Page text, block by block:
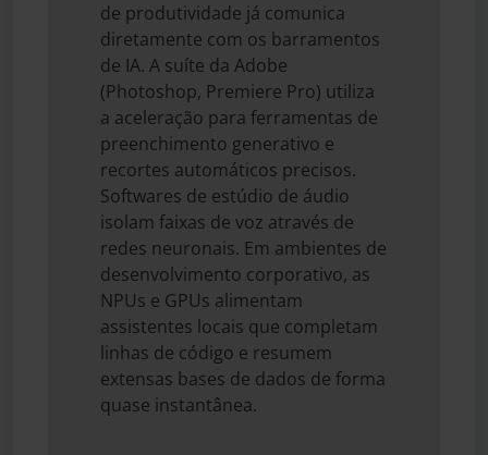
de produtividade já comunica
diretamente com os barramentos
de IA. A suíte da Adobe
(Photoshop, Premiere Pro) utiliza
a aceleração para ferramentas de
preenchimento generativo e
recortes automáticos precisos.
Softwares de estúdio de áudio
isolam faixas de voz através de
redes neuronais. Em ambientes de
desenvolvimento corporativo, as
NPUs e GPUs alimentam
assistentes locais que completam
linhas de código e resumem
extensas bases de dados de forma
quase instantânea.